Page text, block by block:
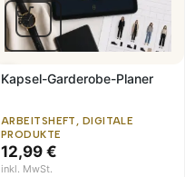
Kapsel-Garderobe-Planer
ARBEITSHEFT , DIGITALE
PRODUKTE
12,99 €
inkl. MwSt.